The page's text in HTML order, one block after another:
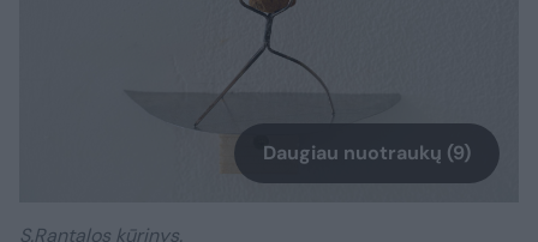
Daugiau nuotraukų (9)
S.Rantalos kūrinys.